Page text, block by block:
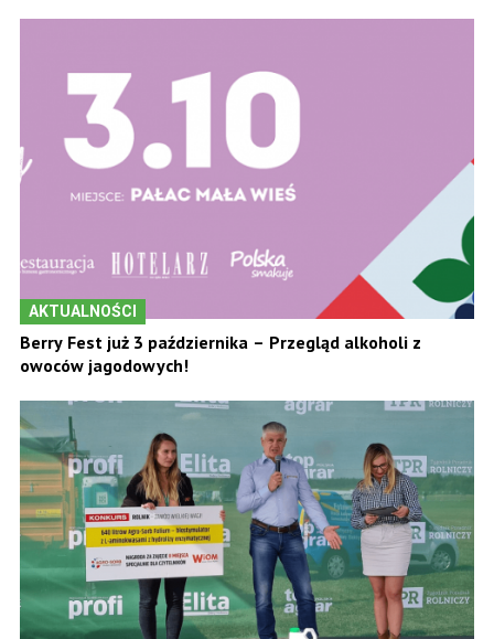
AKTUALNOŚCI
Berry Fest już 3 października – Przegląd alkoholi z
owoców jagodowych!